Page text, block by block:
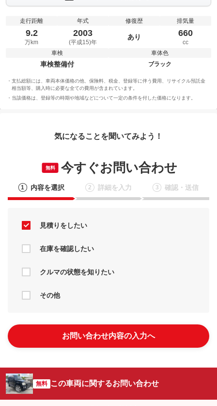
走行距離
9.2
万km
年式
2003
(平成15)年
修復歴
あり
排気量
660
cc
車検
車検整備付
車体色
ブラック
支払総額には、車両本体価格の他、保険料、税金、登録等に伴う費用、リサイクル預託金
相当額等、購入時に必要な全ての費用が含まれています。
当該価格は、登録等の時期や地域などについて一定の条件を付した価格になります。
気になることを聞いてみよう！
無料 今すぐお問い合わせ
1 内容を選択 2 詳細を入力 3 確認・送信
見積りをしたい
在庫を確認したい
クルマの状態を知りたい
その他
お問い合わせ内容の入力へ
無料 この車両に関するお問い合わせ